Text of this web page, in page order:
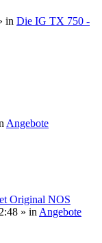
in Die IG TX 750 -
Angebote
Original NOS
» in Angebote